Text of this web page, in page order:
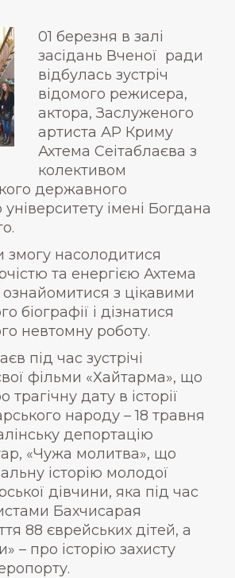
01 березня в залі
засідань Вченої ради
відбулась зустріч
відомого режисера,
актора, Заслуженого
артиста АР Криму
Ахтема Сеітаблаєва з
колективом
державного
університету імені Богдана
змогу насолодитися
та енергією Ахтема
з цікавими
біографії і дізнатися
невтомну роботу.
під час зустрічі
фільми «Хайтарма», що
трагічну дату в історії
народу – 18 травня
депортацію
«Чужа молитва», що
історію молодої
дівчини, яка під час
Бахчисарая
88 єврейських дітей, а
– про історію захисту